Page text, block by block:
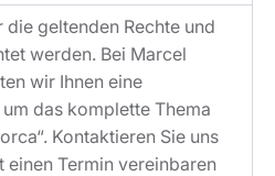
geltenden Rechte und
werden. Bei Marcel
wir Ihnen eine
das komplette Thema
Kontaktieren Sie uns
Termin vereinbaren